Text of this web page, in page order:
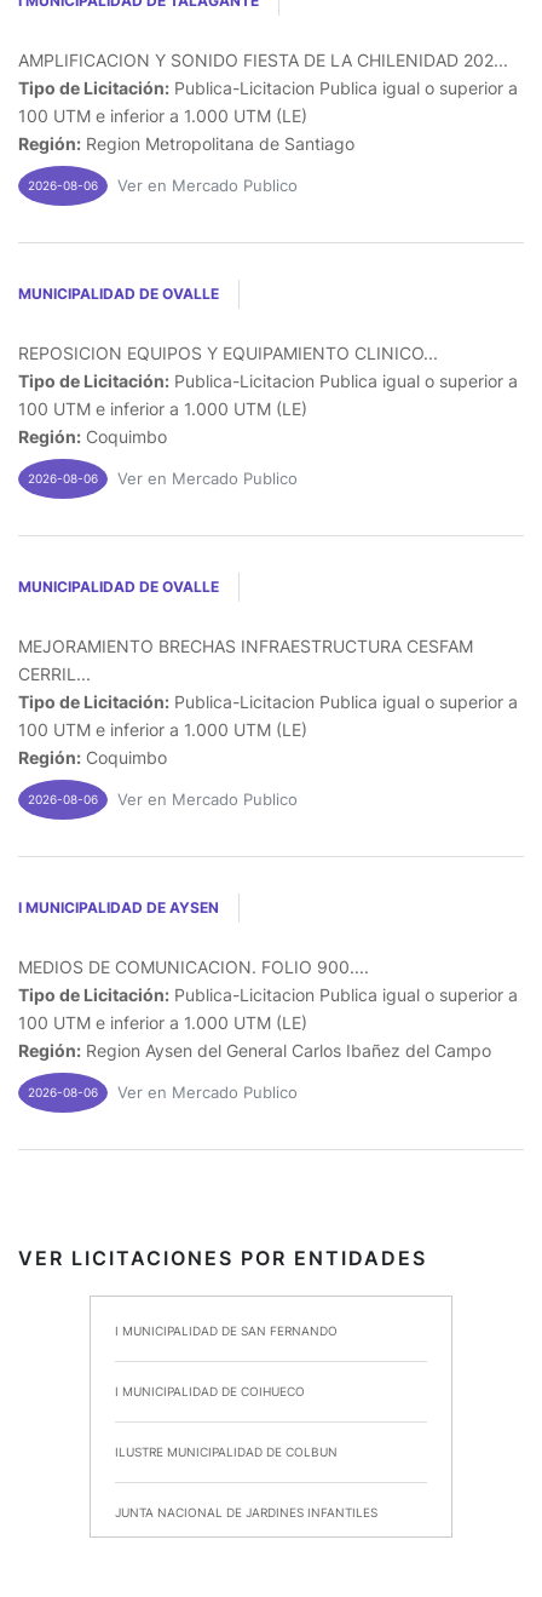
AMPLIFICACION Y SONIDO FIESTA DE LA CHILENIDAD 202...
Tipo de Licitación: Publica-Licitacion Publica igual o superior a
100 UTM e inferior a 1.000 UTM (LE)
Región: Region Metropolitana de Santiago
2026-08-06 Ver en Mercado Publico
MUNICIPALIDAD DE OVALLE
REPOSICION EQUIPOS Y EQUIPAMIENTO CLINICO...
Tipo de Licitación: Publica-Licitacion Publica igual o superior a
100 UTM e inferior a 1.000 UTM (LE)
Región: Coquimbo
2026-08-06 Ver en Mercado Publico
MUNICIPALIDAD DE OVALLE
MEJORAMIENTO BRECHAS INFRAESTRUCTURA CESFAM
CERRIL...
Tipo de Licitación: Publica-Licitacion Publica igual o superior a
100 UTM e inferior a 1.000 UTM (LE)
Región: Coquimbo
2026-08-06 Ver en Mercado Publico
I MUNICIPALIDAD DE AYSEN
MEDIOS DE COMUNICACION. FOLIO 900....
Tipo de Licitación: Publica-Licitacion Publica igual o superior a
100 UTM e inferior a 1.000 UTM (LE)
Región: Region Aysen del General Carlos Ibañez del Campo
2026-08-06 Ver en Mercado Publico
VER LICITACIONES POR ENTIDADES
I MUNICIPALIDAD DE SAN FERNANDO
I MUNICIPALIDAD DE COIHUECO
ILUSTRE MUNICIPALIDAD DE COLBUN
JUNTA NACIONAL DE JARDINES INFANTILES